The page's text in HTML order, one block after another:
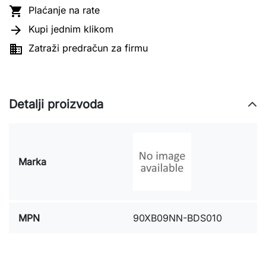
 Plaćanje na rate
 Kupi jednim klikom
 Zatraži predračun za firmu
Detalji proizvoda
Marka
MPN 90XB09NN-BDS010